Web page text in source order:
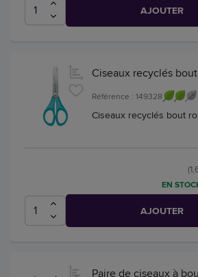
AJOUTER
Ciseaux recyclés
Référence : 149328
Ciseaux recyclés bout
EN
AJOUTER
Paire de ciseaux à